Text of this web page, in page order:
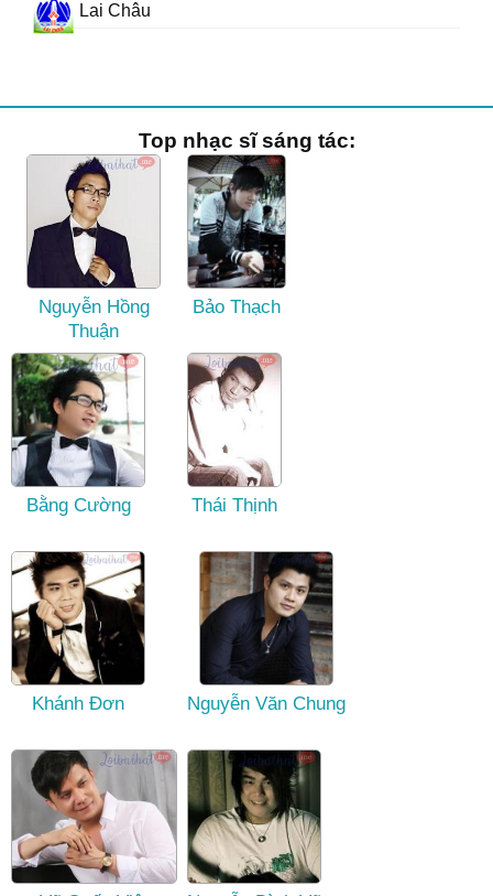
Lai Châu
Top nhạc sĩ sáng tác:
Nguyễn Hồng
Thuận
Bảo Thạch
Bằng Cường Thái Thịnh
Khánh Đơn Nguyễn Văn Chung